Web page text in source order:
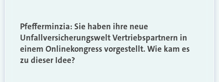
Pfefferminzia: Sie haben ihre neue
Unfallversicherungswelt Vertriebspartnern in
einem Onlinekongress vorgestellt. Wie kam es
zu dieser Idee?